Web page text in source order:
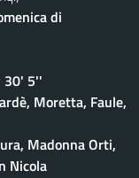
di
30' 5''
Moretta, Faule,
Madonna Orti,
Nicola